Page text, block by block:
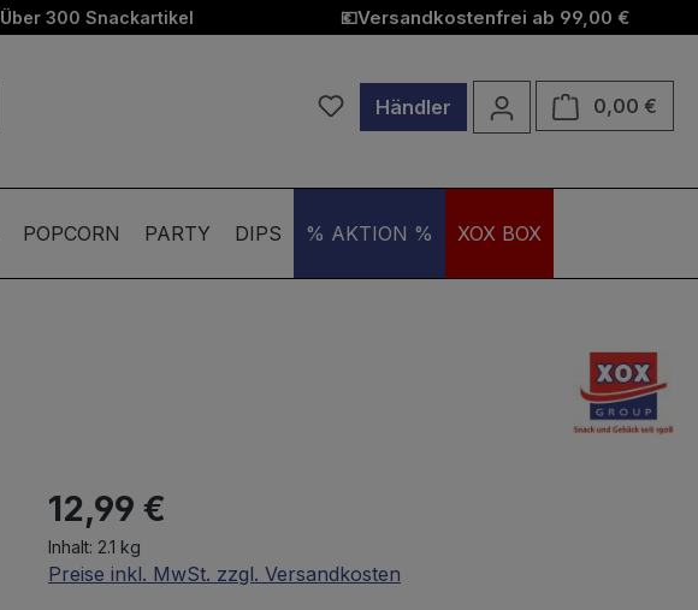
Über 300 Snackartikel 💶Versandkostenfrei ab 99,00 €
Du hast 0 Produkte auf dem
Händler 0,00 €
POPCORN PARTY DIPS % AKTION % XOX BOX
12,99 €
Inhalt: 2.1 kg
Preise inkl. MwSt. zzgl. Versandkosten